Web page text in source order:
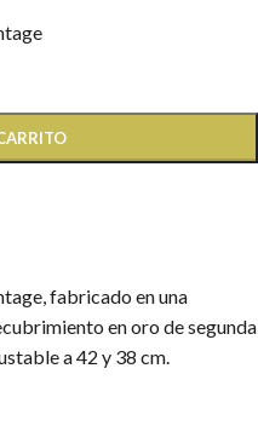
fabricado en una
en oro de segunda
a 42 y 38 cm.